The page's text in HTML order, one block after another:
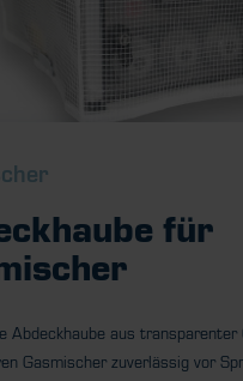
für
Abdeckhaube aus
Gasmischer zuverlässig vor